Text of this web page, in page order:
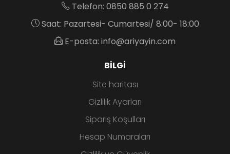
Telefon: 0850 885 0 274
Saat: Pazartesi- Cumartesi/ 8:00- 18:00
E-posta: info@ariyayin.com
BILGI
Site haritası
Gizlilik Ayarları
Sipariş Koşulları
Hesap Numaraları